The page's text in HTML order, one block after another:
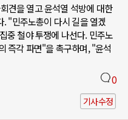
견을 열고 윤석열 석방에 대한
"민주노총이 다시 길을 열겠
중 철야 투쟁에 나선다. 민주노
즉각 파면"을 촉구하며, "윤석
0
기사수정